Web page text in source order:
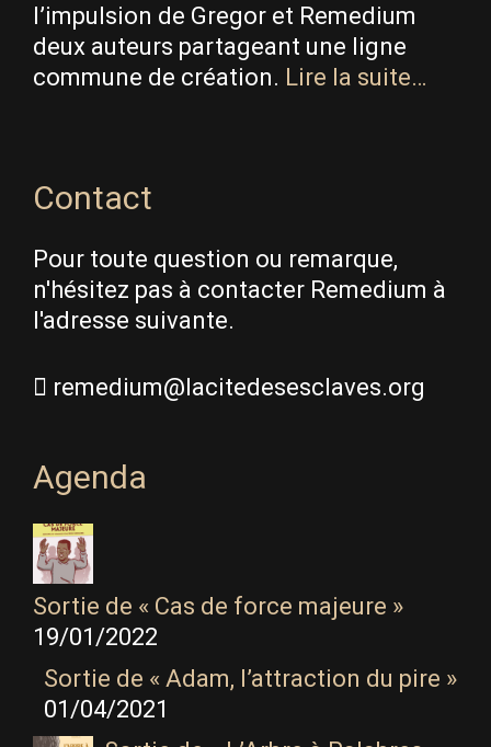
l’impulsion de Gregor et Remedium
deux auteurs partageant une ligne
commune de création. Lire la suite…
Contact
Pour toute question ou remarque,
n'hésitez pas à contacter Remedium à
l'adresse suivante.
remedium@lacitedesesclaves.org
Agenda
Sortie de « Cas de force majeure »
19/01/2022
Sortie de « Adam, l’attraction du pire »
01/04/2021